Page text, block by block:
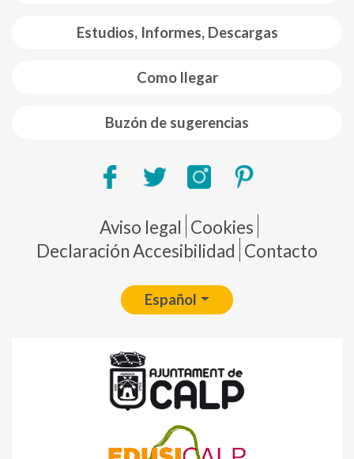
Estudios, Informes, Descargas
Como llegar
Buzón de sugerencias
Pie de página
Aviso legal Cookies
Declaración Accesibilidad Contacto
Español